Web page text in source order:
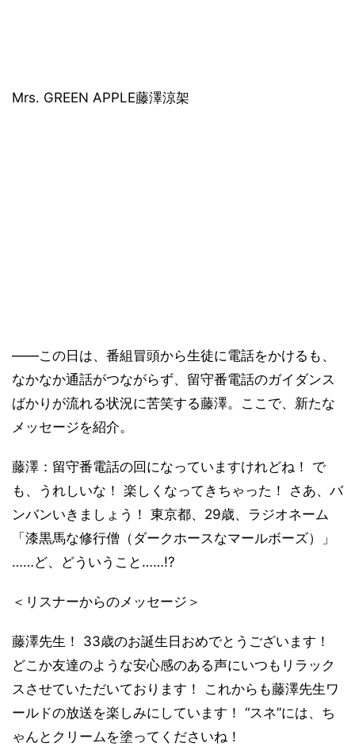
Mrs. GREEN APPLE藤澤涼架
――この日は、番組冒頭から生徒に電話をかけるも、
なかなか通話がつながらず、留守番電話のガイダンス
ばかりが流れる状況に苦笑する藤澤。ここで、新たな
メッセージを紹介。
藤澤：留守番電話の回になっていますけれどね！ で
も、うれしいな！ 楽しくなってきちゃった！ さあ、バ
ンバンいきましょう！ 東京都、29歳、ラジオネーム
「漆黒馬な修行僧（ダークホースなマールボーズ）」
……ど、どういうこと……!?
＜リスナーからのメッセージ＞
藤澤先生！ 33歳のお誕生日おめでとうございます！
どこか友達のような安心感のある声にいつもリラック
スさせていただいております！ これからも藤澤先生ワ
ールドの放送を楽しみにしています！ “スネ”には、ち
ゃんとクリームを塗ってくださいね！